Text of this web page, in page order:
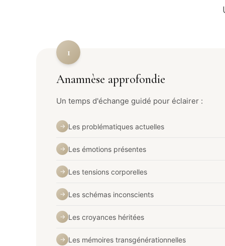
1
Anamnèse approfondie
Un temps d'échange guidé pour éclairer :
→ Les problématiques actuelles
→ Les émotions présentes
→ Les tensions corporelles
→ Les schémas inconscients
→ Les croyances héritées
→ Les mémoires transgénérationnelles